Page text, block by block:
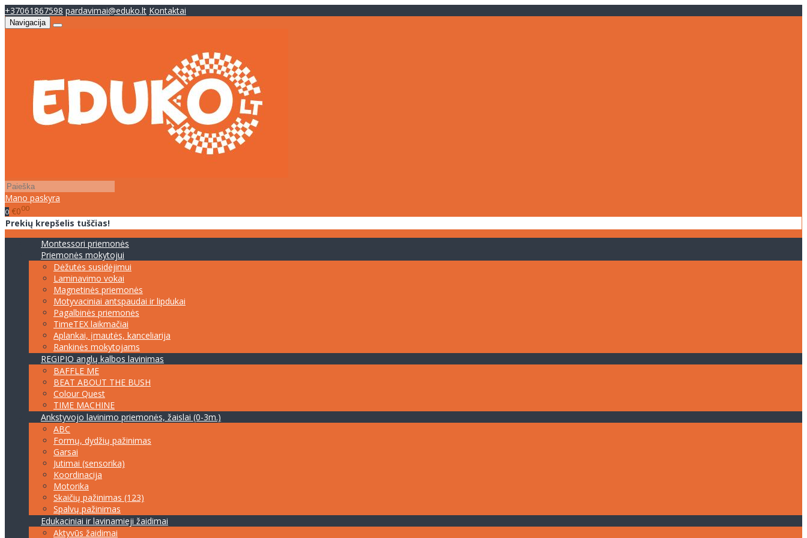
+37061867598 pardavimai@eduko.lt Kontaktai
Navigacija
Mano paskyra
0 €000
Prekių krepšelis tuščias!
Montessori priemonės
Priemonės mokytojui
Dėžutės susidėjimui
Laminavimo vokai
Magnetinės priemonės
Motyvaciniai antspaudai ir lipdukai
Pagalbinės priemonės
TimeTEX laikmačiai
Aplankai, įmautės, kanceliarija
Rankinės mokytojams
REGIPIO anglų kalbos lavinimas
BAFFLE ME
BEAT ABOUT THE BUSH
Colour Quest
TIME MACHINE
Ankstyvojo lavinimo priemonės, žaislai (0-3m.)
ABC
Formų, dydžių pažinimas
Garsai
Jutimai (sensorika)
Koordinacija
Motorika
Skaičių pažinimas (123)
Spalvų pažinimas
Edukaciniai ir lavinamieji žaidimai
Aktyvūs žaidimai